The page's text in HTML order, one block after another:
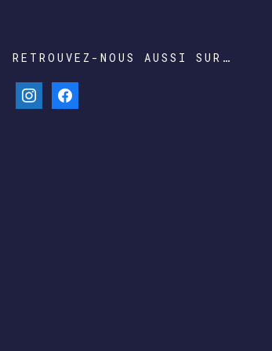
RETROUVEZ-NOUS AUSSI SUR…
instagramfacebook